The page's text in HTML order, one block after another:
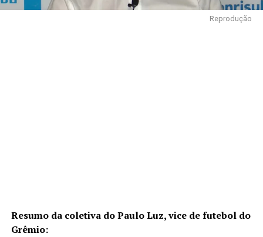
Reprodução
Resumo da coletiva do Paulo Luz, vice de futebol do
Grêmio: